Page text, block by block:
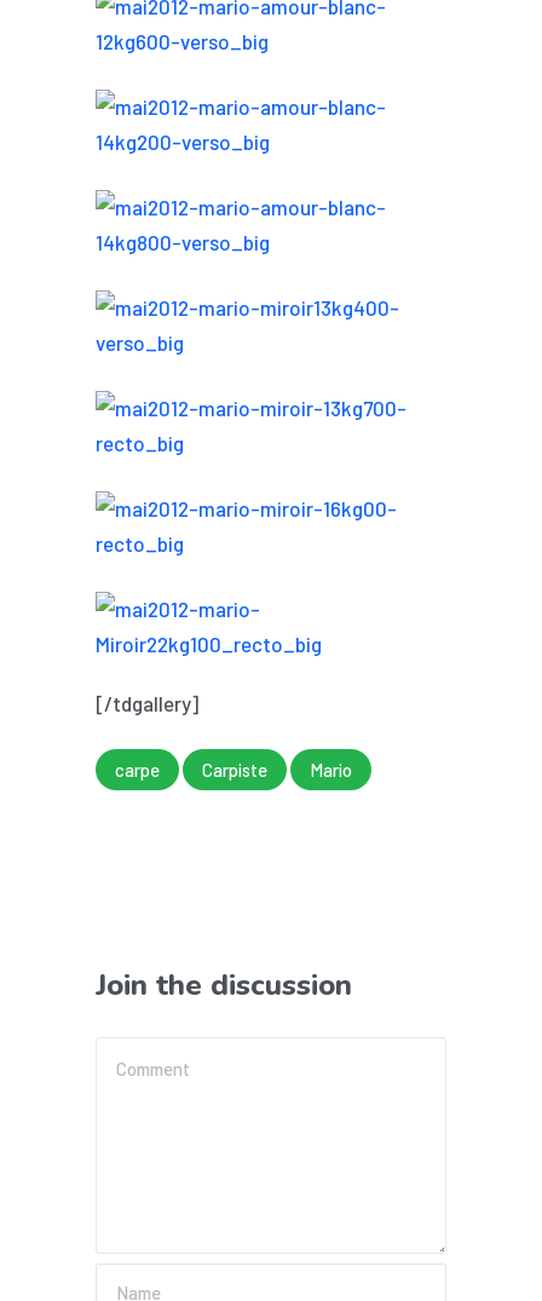
[/tdgallery]
carpe Carpiste Mario
Join the discussion